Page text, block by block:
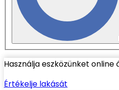
Használja eszközünket
Értékelje lakását